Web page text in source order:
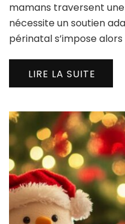
mamans traversent
nécessite un soutien
périnatal s’impose
LIRE LA SUITE